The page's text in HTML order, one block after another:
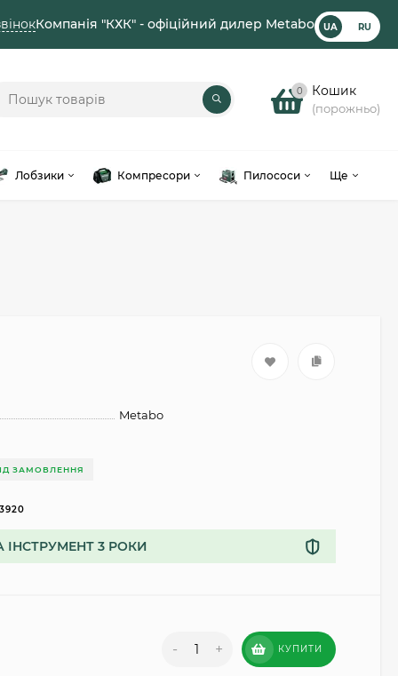
Компанія "КХК" - офіційний дилер Metabo UA RU
0 Кошик
(порожньо)
Лобзики Компресори Пилососи Ще
Metabo
ЗАМОВЛЕННЯ
ІНСТРУМЕНТ 3 РОКИ
- + КУПИТИ